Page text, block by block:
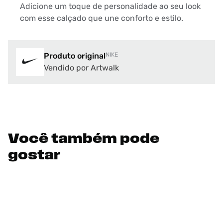
Adicione um toque de personalidade ao seu look
com esse calçado que une conforto e estilo.
Produto originalNIKE
Vendido por Artwalk
Você também pode
gostar